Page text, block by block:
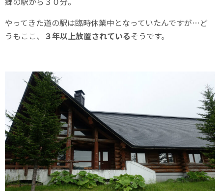
やってきた道の駅は臨時休業中となっていたんですが…ど
うもここ、 ３年以上放置されているそうです。